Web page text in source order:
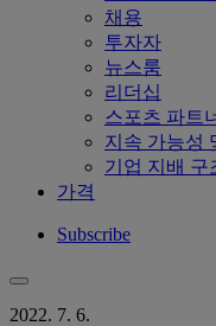
채용
투자자
뉴스룸
리더십
스포츠 파트
지속 가능성
기업 지배 구
가격
Subscribe
2022. 7. 6.